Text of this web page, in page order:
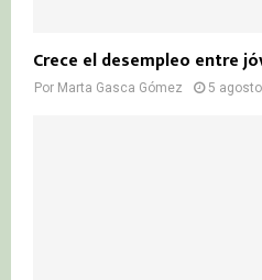
Crece el desempleo entre
Por Marta Gasca Gómez 5